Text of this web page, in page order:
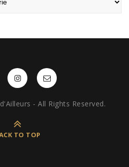
- All Rights Reserved.
TO TOP